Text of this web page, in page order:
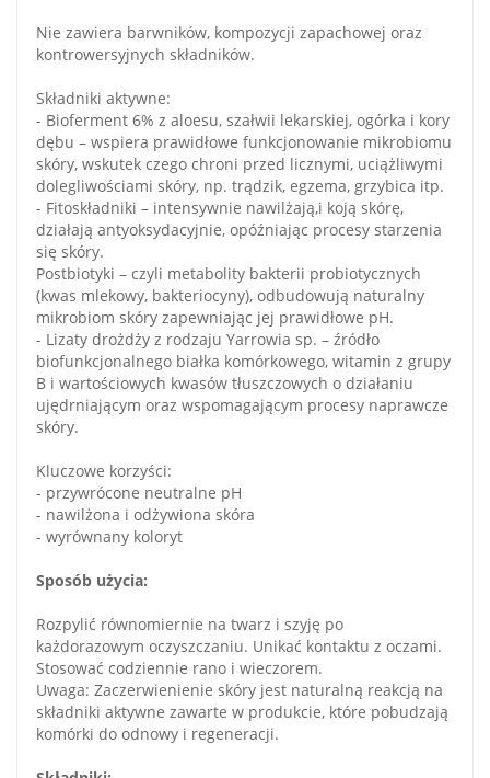
Nie zawiera barwników, kompozycji zapachowej oraz
kontrowersyjnych składników.
Składniki aktywne:
- Bioferment 6% z aloesu, szałwii lekarskiej, ogórka i kory
dębu – wspiera prawidłowe funkcjonowanie mikrobiomu
skóry, wskutek czego chroni przed licznymi, uciążliwymi
dolegliwościami skóry, np. trądzik, egzema, grzybica itp.
- Fitoskładniki – intensywnie nawilżają,i koją skórę,
działają antyoksydacyjnie, opóźniając procesy starzenia
się skóry.
Postbiotyki – czyli metabolity bakterii probiotycznych
(kwas mlekowy, bakteriocyny), odbudowują naturalny
mikrobiom skóry zapewniając jej prawidłowe pH.
- Lizaty drożdży z rodzaju Yarrowia sp. – źródło
biofunkcjonalnego białka komórkowego, witamin z grupy
B i wartościowych kwasów tłuszczowych o działaniu
ujędrniającym oraz wspomagającym procesy naprawcze
skóry.
Kluczowe korzyści:
- przywrócone neutralne pH
- nawilżona i odżywiona skóra
- wyrównany koloryt
Sposób użycia:
Rozpylić równomiernie na twarz i szyję po
każdorazowym oczyszczaniu. Unikać kontaktu z oczami.
Stosować codziennie rano i wieczorem.
Uwaga: Zaczerwienienie skóry jest naturalną reakcją na
składniki aktywne zawarte w produkcie, które pobudzają
komórki do odnowy i regeneracji.